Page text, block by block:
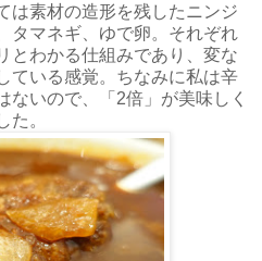
は素材の造形を残したニンジ
タマネギ、ゆで卵。それぞれ
とわかる仕組みであり、変な
ている感覚。ちなみに私は辛
ないので、「2倍」が美味しく
た。